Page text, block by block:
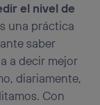
el nivel de
una práctica
saber
a decir mejor
diariamente,
Con